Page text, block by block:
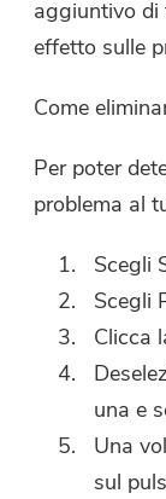
aggiuntivo di
effetto sulle
Come
Per poter
problema al
Scegli
Scegli
Clicca
una e
Una
sul
e-
vuoi
Il